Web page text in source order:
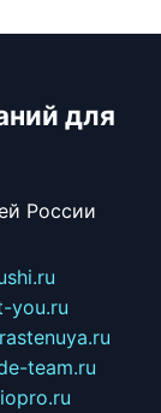
для
России
you.ru
rastenuya.ru
team.ru